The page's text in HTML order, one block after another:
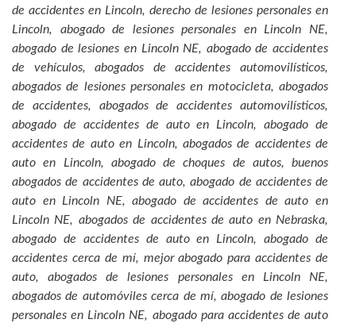
de accidentes en Lincoln, derecho de lesiones personales en
Lincoln, abogado de lesiones personales en Lincoln NE,
abogado de lesiones en Lincoln NE, abogado de accidentes
de vehículos, abogados de accidentes automovilísticos,
abogados de lesiones personales en motocicleta, abogados
de accidentes, abogados de accidentes automovilísticos,
abogado de accidentes de auto en Lincoln, abogado de
accidentes de auto en Lincoln, abogados de accidentes de
auto en Lincoln, abogado de choques de autos, buenos
abogados de accidentes de auto, abogado de accidentes de
auto en Lincoln NE, abogado de accidentes de auto en
Lincoln NE, abogados de accidentes de auto en Nebraska,
abogado de accidentes de auto en Lincoln, abogado de
accidentes cerca de mí, mejor abogado para accidentes de
auto, abogados de lesiones personales en Lincoln NE,
abogados de automóviles cerca de mí, abogado de lesiones
personales en Lincoln NE, abogado para accidentes de auto